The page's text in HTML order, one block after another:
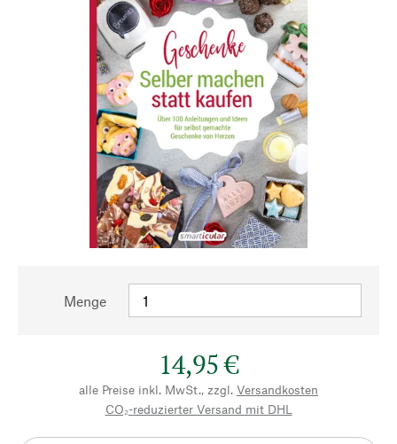
Menge
14,95 €
alle Preise inkl. MwSt., zzgl. Versandkosten
CO₂-reduzierter Versand mit DHL